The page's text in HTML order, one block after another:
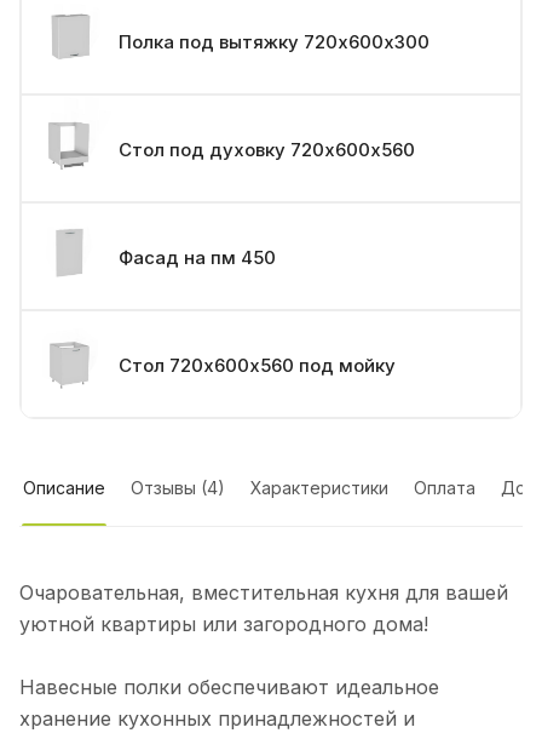
Полка под вытяжку 720х600х300
Стол под духовку 720х600х560
Фасад на пм 450
Стол 720х600х560 под мойку
Описание Отзывы (4) Характеристики Оплата
Очаровательная, вместительная кухня для вашей
уютной квартиры или загородного дома!
Навесные полки обеспечивают идеальное
хранение кухонных принадлежностей и